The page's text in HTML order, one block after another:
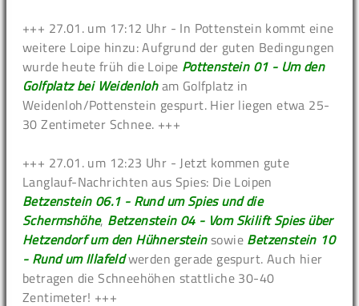
+++ 27.01. um 17:12 Uhr - In Pottenstein kommt eine
weitere Loipe hinzu: Aufgrund der guten Bedingungen
wurde heute früh die Loipe Pottenstein 01 - Um den
Golfplatz bei Weidenloham Golfplatz in
Weidenloh/Pottenstein gespurt. Hier liegen etwa 25-
30 Zentimeter Schnee. +++
+++ 27.01. um 12:23 Uhr - Jetzt kommen gute
Langlauf-Nachrichten aus Spies: Die Loipen
Betzenstein 06.1 - Rund um Spies und die
Schermshöhe, Betzenstein 04 - Vom Skilift Spies über
Hetzendorf um den Hühnersteinsowie Betzenstein 10
- Rund um Illafeldwerden gerade gespurt. Auch hier
betragen die Schneehöhen stattliche 30-40
Zentimeter! +++